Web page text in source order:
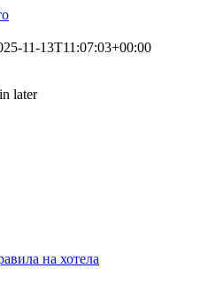
на хотела
11-13T11:07:03+00:00